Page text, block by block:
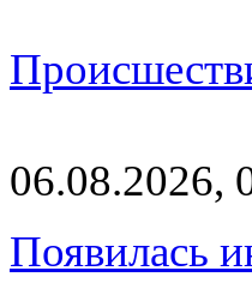
06.08.2026,
Появилась